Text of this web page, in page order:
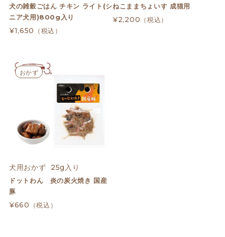
犬の雑穀ごはん チキン ライト(シ
ニア犬用)800g入り
¥1,650 （税込）
ねこままちょいす 成猫用
¥2,200 （税込）
おかず
犬用おかず  25g入り
ドットわん 炎の炭火焼き 国産
豚
¥660 （税込）